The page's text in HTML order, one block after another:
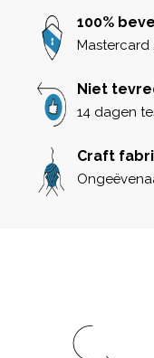
100%
Niet
14 dagen
Craft